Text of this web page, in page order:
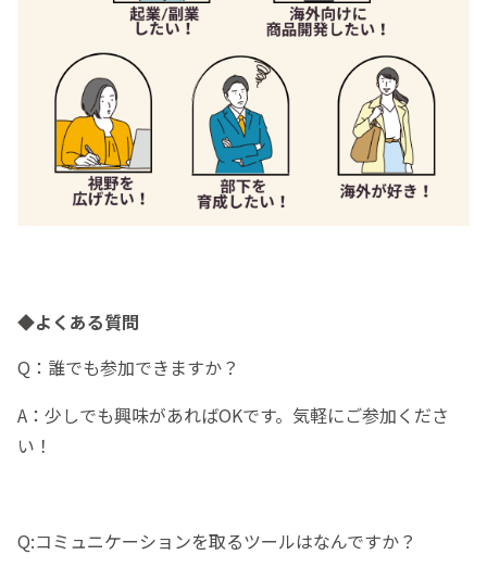
◆よくある質問
Q：誰でも参加できますか？
A：少しでも興味があればOKです。気軽にご参加くださ
い！
Q:コミュニケーションを取るツールはなんですか？